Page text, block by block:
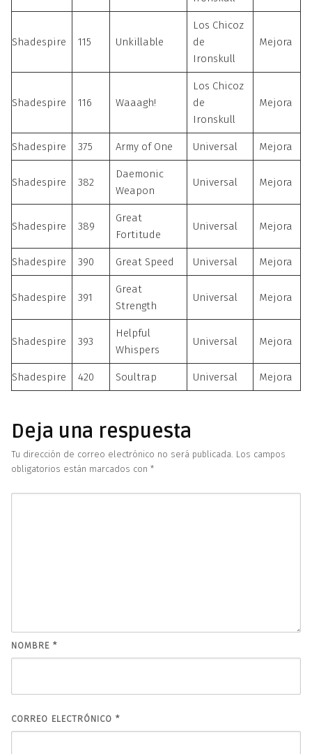
Shadespire 115 Unkillable
Los Chicoz
de
Ironskull
Mejora
Shadespire 116 Waaagh!
Los Chicoz
de
Ironskull
Mejora
Shadespire 375 Army of One Universal Mejora
Shadespire 382
Daemonic
Weapon
Universal Mejora
Shadespire 389
Great
Fortitude
Universal Mejora
Shadespire 390 Great Speed Universal Mejora
Shadespire 391
Great
Strength
Universal Mejora
Shadespire 393
Helpful
Whispers
Universal Mejora
Shadespire 420 Soultrap Universal Mejora
Deja una respuesta
Tu dirección de correo electrónico no será publicada. Los campos
obligatorios están marcados con *
NOMBRE *
CORREO ELECTRÓNICO *